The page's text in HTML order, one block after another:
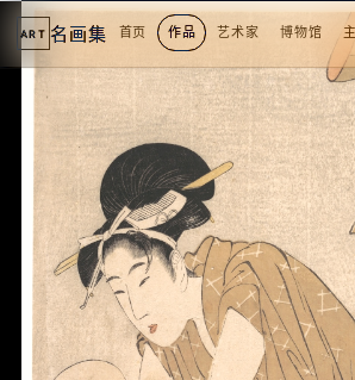
ART 名画集 首页 作品 艺术家 博物馆
1
2345